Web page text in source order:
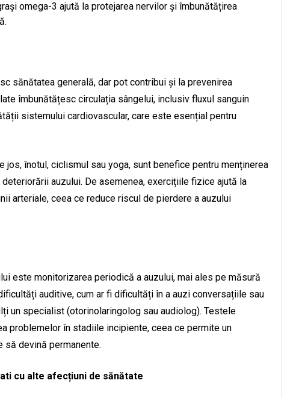
omega-3 ajută la protejarea nervilor și îmbunătățirea
sănătatea generală, dar pot contribui și la prevenirea
îmbunătățesc circulația sângelui, inclusiv fluxul sanguin
sistemului cardiovascular, care este esențial pentru
jos, înotul, ciclismul sau yoga, sunt benefice pentru menținerea
auzului. De asemenea, exercițiile fizice ajută la
arteriale, ceea ce reduce riscul de pierdere a auzului
este monitorizarea periodică a auzului, mai ales pe măsură
auditive, cum ar fi dificultăți în a auzi conversațiile sau
un specialist (otorinolaringolog sau audiolog). Testele
problemelor în stadiile incipiente, ceea ce permite un
să devină permanente.
cu alte afecțiuni de sănătate